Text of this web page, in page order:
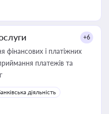
+6
фінансових і платіжних
діяльність